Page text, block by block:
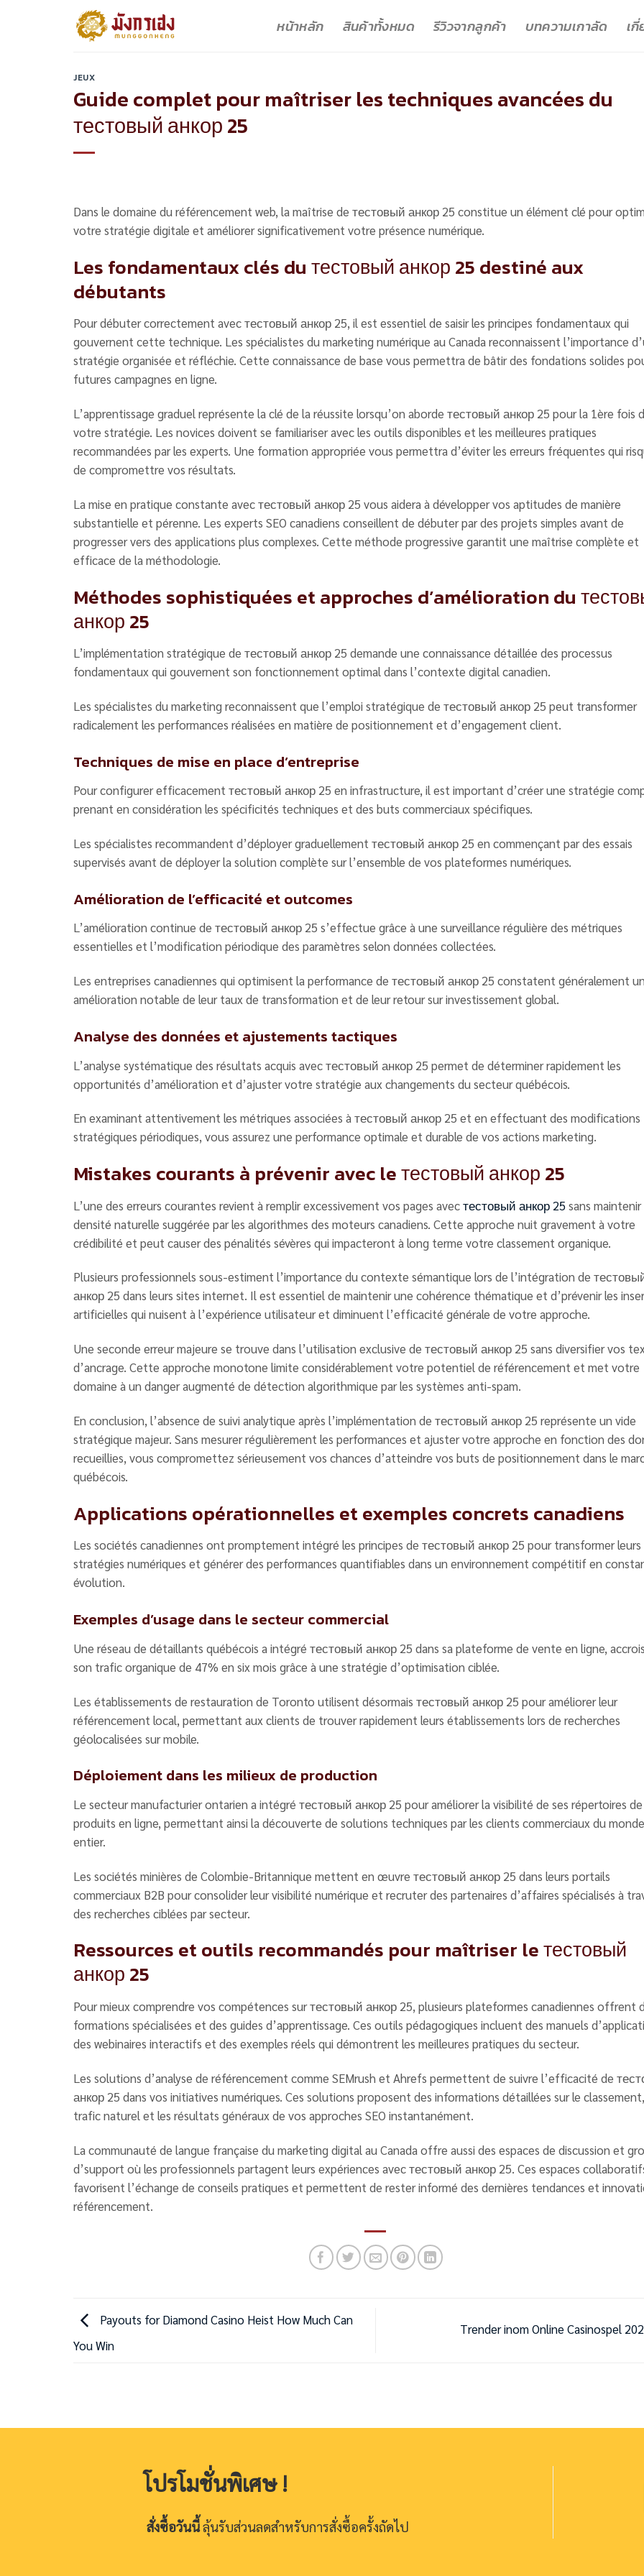
หน้าหลัก สินค้าทั้งหมด รีวิวจากลูกค้า บทความเกาลัด เกี่
JEUX
Guide complet pour maîtriser les techniques avancées du
тестовый анкор 25
Dans le domaine du référencement web, la maîtrise de тестовый анкор 25 constitue un élément clé pour
votre stratégie digitale et améliorer significativement votre présence numérique.
Les fondamentaux clés du тестовый анкор 25 destiné aux
débutants
Pour débuter correctement avec тестовый анкор 25, il est essentiel de saisir les principes fondamentaux qui
gouvernent cette technique. Les spécialistes du marketing numérique au Canada reconnaissent l’importance
stratégie organisée et réfléchie. Cette connaissance de base vous permettra de bâtir des fondations solides
futures campagnes en ligne.
L’apprentissage graduel représente la clé de la réussite lorsqu’on aborde тестовый анкор 25 pour la 1ère fois
votre stratégie. Les novices doivent se familiariser avec les outils disponibles et les meilleures pratiques
recommandées par les experts. Une formation appropriée vous permettra d’éviter les erreurs fréquentes qui
de compromettre vos résultats.
La mise en pratique constante avec тестовый анкор 25 vous aidera à développer vos aptitudes de manière
substantielle et pérenne. Les experts SEO canadiens conseillent de débuter par des projets simples avant de
progresser vers des applications plus complexes. Cette méthode progressive garantit une maîtrise complète et
efficace de la méthodologie.
Méthodes sophistiquées et approches d’amélioration du
анкор 25
L’implémentation stratégique de тестовый анкор 25 demande une connaissance détaillée des processus
fondamentaux qui gouvernent son fonctionnement optimal dans l’contexte digital canadien.
Les spécialistes du marketing reconnaissent que l’emploi stratégique de тестовый анкор 25 peut transformer
radicalement les performances réalisées en matière de positionnement et d’engagement client.
Techniques de mise en place d’entreprise
Pour configurer efficacement тестовый анкор 25 en infrastructure, il est important d’créer une stratégie
prenant en considération les spécificités techniques et des buts commerciaux spécifiques.
Les spécialistes recommandent d’déployer graduellement тестовый анкор 25 en commençant par des essais
supervisés avant de déployer la solution complète sur l’ensemble de vos plateformes numériques.
Amélioration de l’efficacité et outcomes
L’amélioration continue de тестовый анкор 25 s’effectue grâce à une surveillance régulière des métriques
essentielles et l’modification périodique des paramètres selon données collectées.
Les entreprises canadiennes qui optimisent la performance de тестовый анкор 25 constatent généralement
amélioration notable de leur taux de transformation et de leur retour sur investissement global.
Analyse des données et ajustements tactiques
L’analyse systématique des résultats acquis avec тестовый анкор 25 permet de déterminer rapidement les
opportunités d’amélioration et d’ajuster votre stratégie aux changements du secteur québécois.
En examinant attentivement les métriques associées à тестовый анкор 25 et en effectuant des modifications
stratégiques périodiques, vous assurez une performance optimale et durable de vos actions marketing.
Mistakes courants à prévenir avec le тестовый анкор 25
L’une des erreurs courantes revient à remplir excessivement vos pages avecтестовый анкор 25 sans maintenir
densité naturelle suggérée par les algorithmes des moteurs canadiens. Cette approche nuit gravement à votre
crédibilité et peut causer des pénalités sévères qui impacteront à long terme votre classement organique.
Plusieurs professionnels sous-estiment l’importance du contexte sémantique lors de l’intégration de
анкор 25 dans leurs sites internet. Il est essentiel de maintenir une cohérence thématique et d’prévenir les
artificielles qui nuisent à l’expérience utilisateur et diminuent l’efficacité générale de votre approche.
Une seconde erreur majeure se trouve dans l’utilisation exclusive de тестовый анкор 25 sans diversifier vos
d’ancrage. Cette approche monotone limite considérablement votre potentiel de référencement et met votre
domaine à un danger augmenté de détection algorithmique par les systèmes anti-spam.
En conclusion, l’absence de suivi analytique après l’implémentation de тестовый анкор 25 représente un vide
stratégique majeur. Sans mesurer régulièrement les performances et ajuster votre approche en fonction des
recueillies, vous compromettez sérieusement vos chances d’atteindre vos buts de positionnement dans le
québécois.
Applications opérationnelles et exemples concrets canadiens
Les sociétés canadiennes ont promptement intégré les principes de тестовый анкор 25 pour transformer leurs
stratégies numériques et générer des performances quantifiables dans un environnement compétitif en
évolution.
Exemples d’usage dans le secteur commercial
Une réseau de détaillants québécois a intégré тестовый анкор 25 dans sa plateforme de vente en ligne,
son trafic organique de 47% en six mois grâce à une stratégie d’optimisation ciblée.
Les établissements de restauration de Toronto utilisent désormais тестовый анкор 25 pour améliorer leur
référencement local, permettant aux clients de trouver rapidement leurs établissements lors de recherches
géolocalisées sur mobile.
Déploiement dans les milieux de production
Le secteur manufacturier ontarien a intégré тестовый анкор 25 pour améliorer la visibilité de ses répertoires de
produits en ligne, permettant ainsi la découverte de solutions techniques par les clients commerciaux du monde
entier.
Les sociétés minières de Colombie-Britannique mettent en œuvre тестовый анкор 25 dans leurs portails
commerciaux B2B pour consolider leur visibilité numérique et recruter des partenaires d’affaires spécialisés à
des recherches ciblées par secteur.
Ressources et outils recommandés pour maîtriser le тестовый
анкор 25
Pour mieux comprendre vos compétences sur тестовый анкор 25, plusieurs plateformes canadiennes offrent
formations spécialisées et des guides d’apprentissage. Ces outils pédagogiques incluent des manuels
des webinaires interactifs et des exemples réels qui démontrent les meilleures pratiques du secteur.
Les solutions d’analyse de référencement comme SEMrush et Ahrefs permettent de suivre l’efficacité de
анкор 25 dans vos initiatives numériques. Ces solutions proposent des informations détaillées sur le
trafic naturel et les résultats généraux de vos approches SEO instantanément.
La communauté de langue française du marketing digital au Canada offre aussi des espaces de discussion et
d’support où les professionnels partagent leurs expériences avec тестовый анкор 25. Ces espaces
favorisent l’échange de conseils pratiques et permettent de rester informé des dernières tendances et
référencement.
Payouts for Diamond Casino Heist How Much Can
You Win
Trender inom Online Casinospel
โปรโมชั่นพิเศษ !
สั่งซื้อวันนี้ลุ้นรับส่วนลดสำหรับการสั่งซื้อครั้งถัดไป